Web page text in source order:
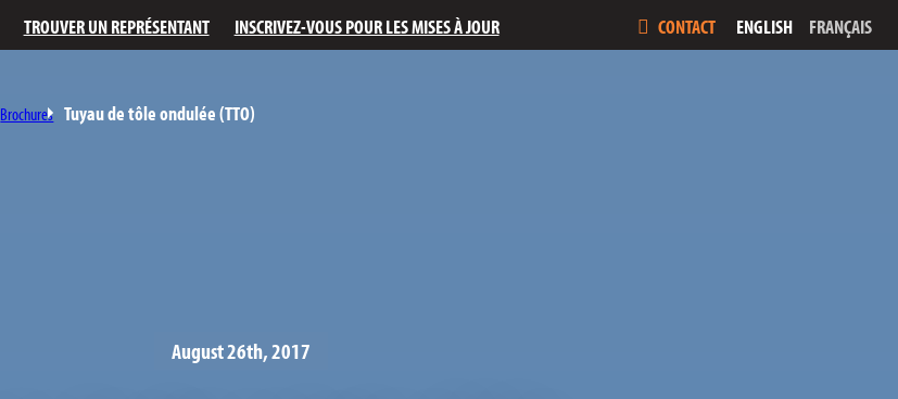
CONTACT
TROUVER UN REPRÉSENTANT INSCRIVEZ-VOUS POUR LES MISES À JOUR ENGLISH FRANÇAIS
Brochures Tuyau de tôle ondulée (TTO)
August 26th, 2017